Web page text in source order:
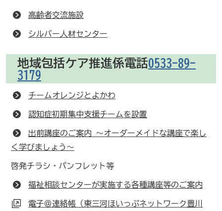
高齢者交流施設
シルバー人材センター
地域包括ケア推進係電話0533-89-
3179
チームオレンジとよかわ
認知症初期集中支援チームを設置
出前講座のご案内 ～オーダーメイドな講座で楽し
く学びましょう～
啓発チラシ・パンフレット等
福祉相談センターが実施する各種講座等のご案内
電子＠連絡帳（東三河ほいっぷネットワーク豊川